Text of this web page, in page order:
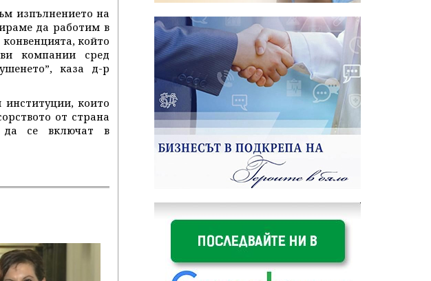
изпълнението на
да работим в
който
компании сред
каза д-р
институции, които
от страна
да се включат в